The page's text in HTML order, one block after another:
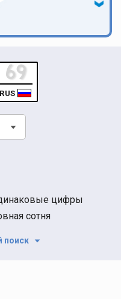
RUS
цифры
сотня
поиск